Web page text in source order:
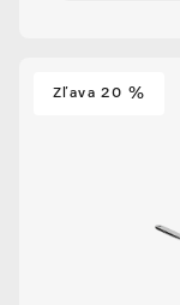
Zľava 20 %